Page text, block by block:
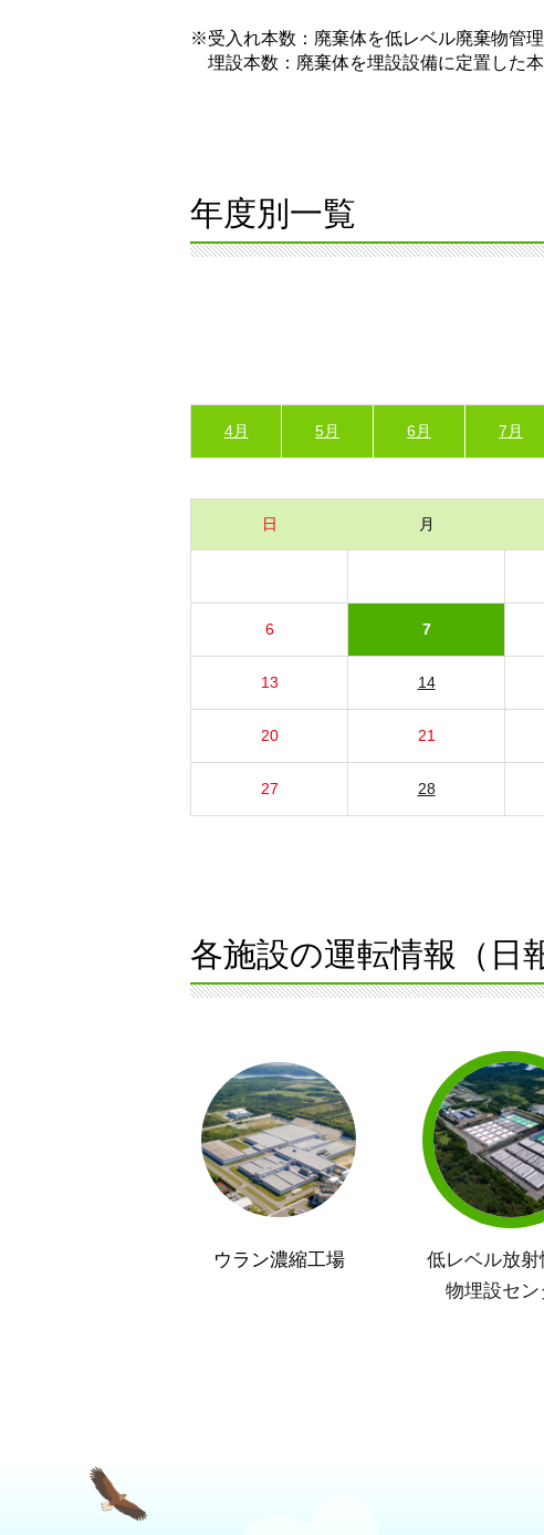
※受入れ本数：廃棄体を低レベル廃棄物管
埋設本数：廃棄体を埋設設備に定置した
年度別一覧
4月 5月 6月 7月
日 月
6 7
13 14
20 21
27 28
各施設の運転情報（日
ウラン濃縮工場
低レベル放射
物埋設セン